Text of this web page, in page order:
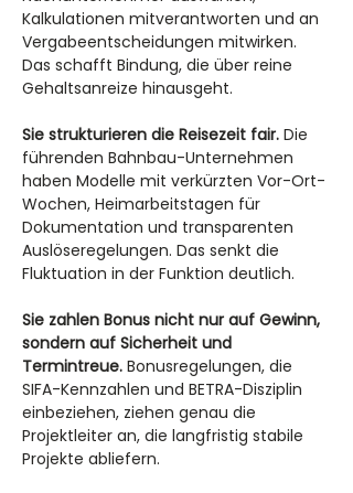
Kalkulationen mitverantworten und an
Vergabeentscheidungen mitwirken.
Das schafft Bindung, die über reine
Gehaltsanreize hinausgeht.
Sie strukturieren die Reisezeit fair. Die
führenden Bahnbau-Unternehmen
haben Modelle mit verkürzten Vor-Ort-
Wochen, Heimarbeitstagen für
Dokumentation und transparenten
Auslöseregelungen. Das senkt die
Fluktuation in der Funktion deutlich.
Sie zahlen Bonus nicht nur auf Gewinn,
sondern auf Sicherheit und
Termintreue. Bonusregelungen, die
SIFA-Kennzahlen und BETRA-Disziplin
einbeziehen, ziehen genau die
Projektleiter an, die langfristig stabile
Projekte abliefern.